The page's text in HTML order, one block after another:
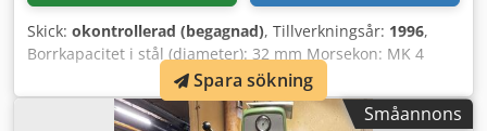
Skick: okontrollerad (begagnad), Tillverkningsår: 1996,
Borrkapacitet i stål (diameter): 32 mm Morsekon: MK 4
Bottenplatta: 1700 x 700 mm Matning: 4 m/min Maskinvikt:
ca 1,5 t Cjdpfx Afszb Raijuoha Platsbehov: ca 1800 x 1200 x
Småannons
Spara sökning